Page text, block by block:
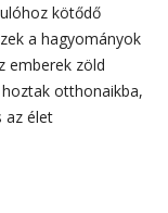
kötődő
a hagyományok
emberek zöld
otthonaikba,
az élet